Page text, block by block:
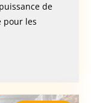
de
pour les